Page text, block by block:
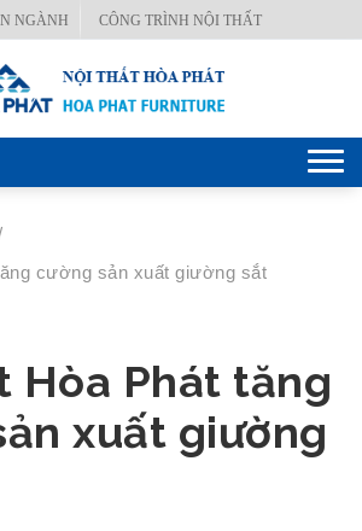
NGÀNH CÔNG TRÌNH NỘI THẤT
cường sản xuất giường sắt
Hòa Phát tăng
xuất giường